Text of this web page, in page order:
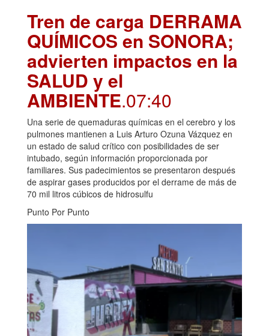
Tren de carga DERRAMA
QUÍMICOS en SONORA;
advierten impactos en la
SALUD y el
AMBIENTE.07:40
Una serie de quemaduras químicas en el cerebro y los
pulmones mantienen a Luis Arturo Ozuna Vázquez en
un estado de salud crítico con posibilidades de ser
intubado, según información proporcionada por
familiares. Sus padecimientos se presentaron después
de aspirar gases producidos por el derrame de más de
70 mil litros cúbicos de hidrosulfu
Punto Por Punto